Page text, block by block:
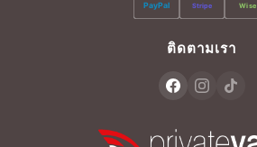
PayPal Stripe Wise
ติดตามเรา